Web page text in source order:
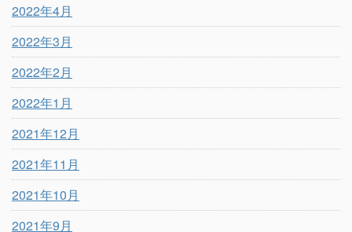
2022年4月
2022年3月
2022年2月
2022年1月
2021年12月
2021年11月
2021年10月
2021年9月